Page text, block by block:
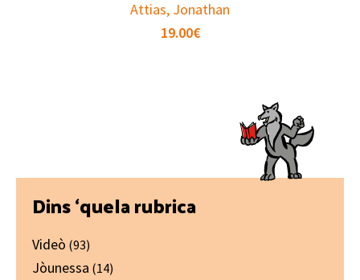
Attias, Jonathan
19.00€
Primary
Sidebar
Dins ‘quela rubrica
Videò (93)
Jòunessa (14)